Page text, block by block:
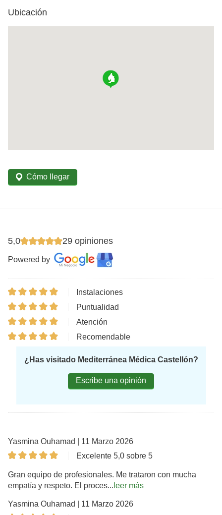
Ubicación
Cómo llegar
5,0 29 opiniones
Powered by
Instalaciones
Puntualidad
Atención
Recomendable
¿Has visitado Mediterránea Médica Castellón?
Escribe una opinión
Yasmina Ouhamad | 11 Marzo 2026
Excelente 5,0 sobre 5
Gran equipo de profesionales. Me trataron con mucha
empatía y respeto. El proces... leer más
Yasmina Ouhamad | 11 Marzo 2026